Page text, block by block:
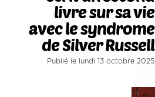
livre sur sa vie
avec le syndrome
de Silver Russell
Publié le lundi 13 octobre 2025